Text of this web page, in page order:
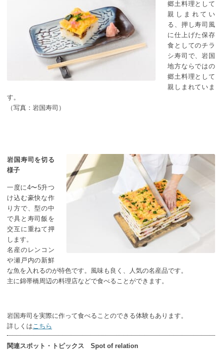
郷土料理として
親しまれてい
る、押し寿司風
に仕上げた保存
食としてのチラ
シ寿司で、岩国
地方ならではの
郷土料理として
親しまれていま
す。
（写真：岩国寿司）
岩国寿司を切る
様子
一度に4〜5升つ
け込む豪快な作
り方で、型の中
で具と寿司飯を
交互に重ねて押
します。
名産のレンコン
や瀬戸内の新鮮
な魚を入れるのが特色です。風味も良く、人気の名産品です。
主に錦帯橋周辺の料理店などで食べることができます。
岩国寿司を実際に作って食べることのできる体験もあります。
詳しくはこちら
関連スポット・トピックス Spot of relation